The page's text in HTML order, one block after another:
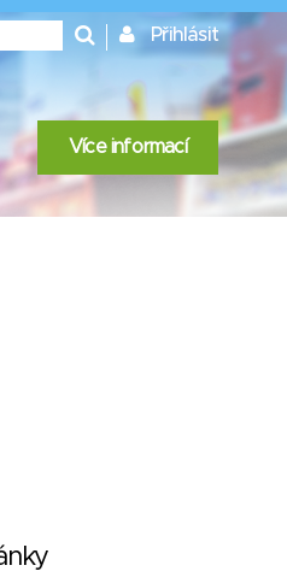
Přihlásit
Více informací